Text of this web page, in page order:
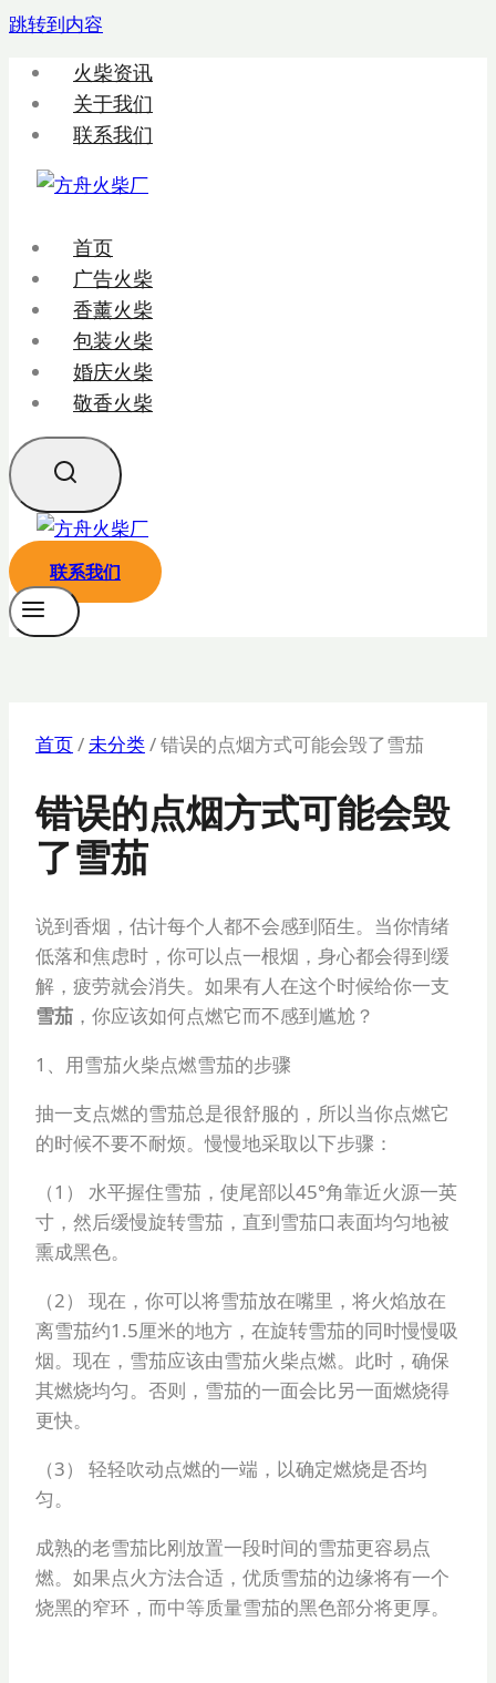
跳转到内容
火柴资讯
关于我们
联系我们
首页
广告火柴
香薰火柴
包装火柴
婚庆火柴
敬香火柴
联系我们
首页/未分类/错误的点烟方式可能会毁了雪茄
错误的点烟方式可能会毁
了雪茄
说到香烟，估计每个人都不会感到陌生。当你情绪
低落和焦虑时，你可以点一根烟，身心都会得到缓
解，疲劳就会消失。如果有人在这个时候给你一支
雪茄 ，你应该如何点燃它而不感到尴尬？
1、用雪茄火柴点燃雪茄的步骤
抽一支点燃的雪茄总是很舒服的，所以当你点燃它
的时候不要不耐烦。慢慢地采取以下步骤：
（1） 水平握住雪茄，使尾部以45°角靠近火源一英
寸，然后缓慢旋转雪茄，直到雪茄口表面均匀地被
熏成黑色。
（2） 现在，你可以将雪茄放在嘴里，将火焰放在
离雪茄约1.5厘米的地方，在旋转雪茄的同时慢慢吸
烟。现在，雪茄应该由雪茄火柴点燃。此时，确保
其燃烧均匀。否则，雪茄的一面会比另一面燃烧得
更快。
（3） 轻轻吹动点燃的一端，以确定燃烧是否均
匀。
成熟的老雪茄比刚放置一段时间的雪茄更容易点
燃。如果点火方法合适，优质雪茄的边缘将有一个
烧黑的窄环，而中等质量雪茄的黑色部分将更厚。